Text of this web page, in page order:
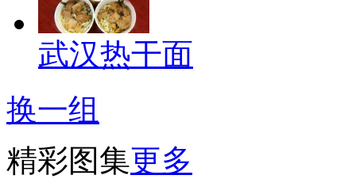
武汉热干面
换一组
精彩图集更多